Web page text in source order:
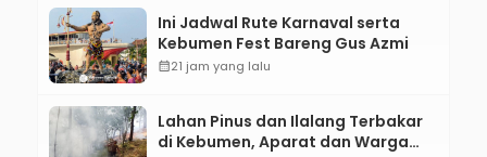
Ini Jadwal Rute Karnaval serta
Kebumen Fest Bareng Gus Azmi
calendar_month21 jam yang lalu
Lahan Pinus dan Ilalang Terbakar
di Kebumen, Aparat dan Warga